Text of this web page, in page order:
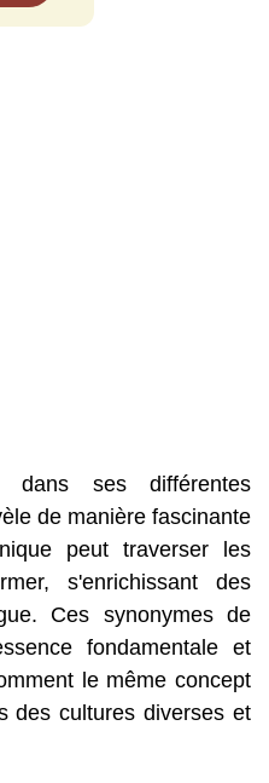
dans ses différentes
de manière fascinante
peut traverser les
s'enrichissant des
Ces synonymes de
fondamentale et
le même concept
des cultures diverses et